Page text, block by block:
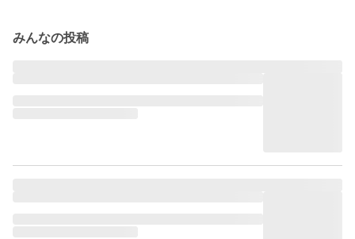
みんなの投稿